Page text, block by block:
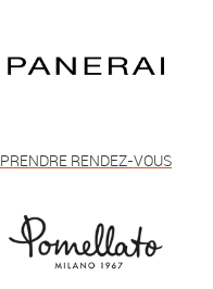
PRENDRE RENDEZ-VOUS